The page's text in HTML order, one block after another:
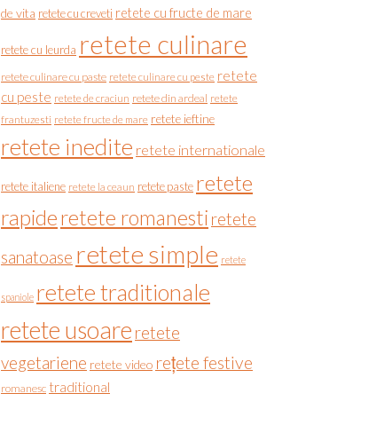
de vita retete cu creveti retete cu fructe de mare
retete cu leurda retete culinare
retete culinare cu paste retete culinare cu peste retete
cu peste retete de craciun retete din ardeal retete
frantuzesti retete fructe de mare retete ieftine
retete inedite retete internationale
retete italiene retete la ceaun retete paste retete
rapideretete romanesti retete
sanatoase retete simple retete
spaniole retete traditionale
retete usoare retete
vegetariene retete video rețete festive
romanesc traditional